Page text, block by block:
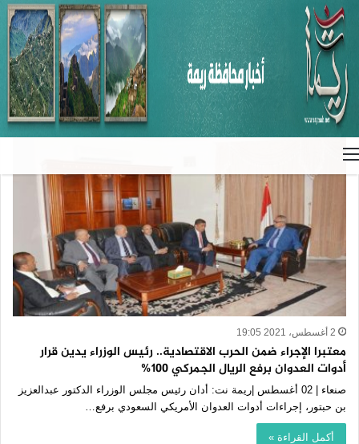
القائمة
الرئيسية / إقتصاد
إقتصاد
2 أغسطس، 2021 19:05
معتبرا الإجراء ضمن الحرب الاقتصادية.. رئيس الوزراء يدين قرار
أدوات العدوان برفع الريال الجمركي 100%
صنعاء | 02 أغسطس |ريمة نت: أدان رئيس مجلس الوزراء الدكتور عبدالعزيز
بن حبتور، إجراءات أدوات العدوان الأمريكي السعودي برفع…
أكمل القراءة »